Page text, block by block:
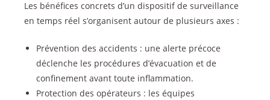
Les bénéfices concrets d’un dispositif de surveillance
en temps réel s’organisent autour de plusieurs axes :
Prévention des accidents : une alerte précoce
déclenche les procédures d’évacuation et de
confinement avant toute inflammation.
Protection des opérateurs : les équipes